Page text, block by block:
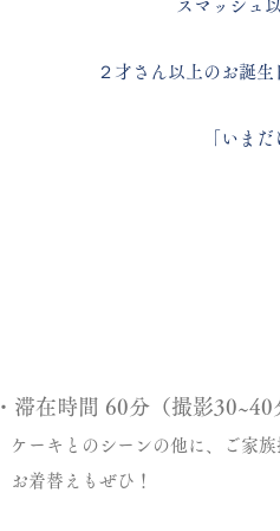
スマッシュ以
２才さん以上のお誕生
「いま
・滞在時間 60分（撮影30~40
ケーキとのシーンの他に、ご家族
お着替えもぜひ！